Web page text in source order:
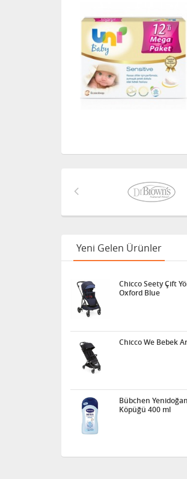
Yeni Gelen Ürünler
Chicco Seety Çift
Oxford Blue
Chicco We Bebek
Bübchen
Köpüğü 400 ml